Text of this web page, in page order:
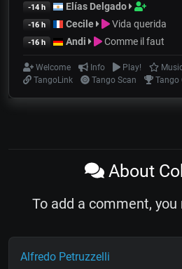
-14 h Elías Delgado
-16 h Cecile Vida querida
-16 h Andi Comme il faut
Welcome Info Play!
TangoLink
Tango Scan Tango
About
To add a comment, you
Alfredo Petruzzelli